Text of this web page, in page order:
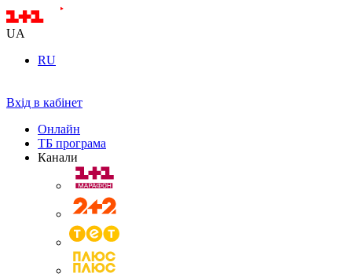
UA
RU
Вхід в кабінет
Онлайн
ТБ програма
Канали